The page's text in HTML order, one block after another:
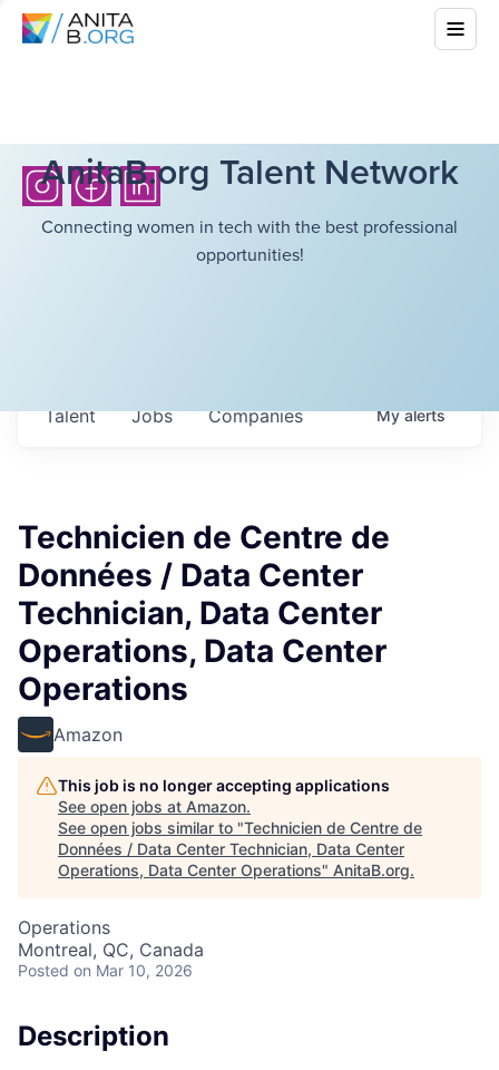
AnitaB.org Talent Network
Connecting women in tech with the best professional
opportunities!
Jobs Companies
Talent Myalerts
Technicien de Centre de
Données / Data Center
Technician, Data Center
Operations, Data Center
Operations
Amazon
This job is no longer accepting applications
See open jobs at Amazon.
See open jobs similar to "Technicien de Centre de
Données / Data Center Technician, Data Center
Operations, Data Center Operations" AnitaB.org.
Operations
Montreal, QC, Canada
Posted on Mar 10, 2026
Description